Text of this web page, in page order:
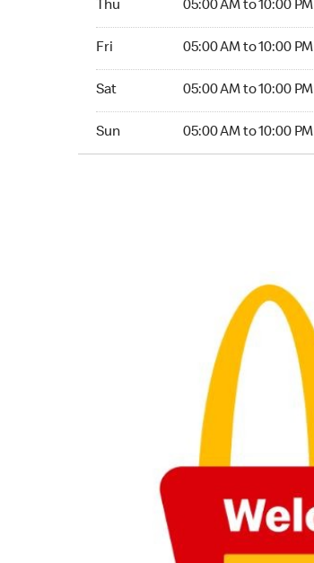
Thu 05:00 AM to 10:00 PM
Fri 05:00 AM to 10:00 PM
Sat 05:00 AM to 10:00 PM
Sun 05:00 AM to 10:00 PM